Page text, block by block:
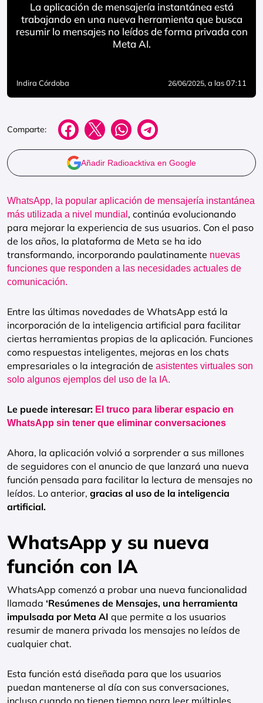
La aplicación de mensajería instantánea está
trabajando en una nueva herramienta que busca
resumir lo mensajes no leídos de forma privada con
Meta AI.
Indira Córdoba 26/06/2025, a las 07:11
Comparte:
Añadir Radioacktiva en Google
WhatsApp, la popular aplicación de mensajería instantánea
más utilizada a nivel mundial , continúa evolucionando
para mejorar la experiencia de sus usuarios. Con el paso
de los años, la plataforma de Meta se ha ido
transformando, incorporando paulatinamente nuevas
funciones que responden a las necesidades actuales de
comunicación.
Entre las últimas novedades de WhatsApp está la
incorporación de la inteligencia artificial para facilitar
ciertas herramientas propias de la aplicación. Funciones
como respuestas inteligentes, mejoras en los chats
empresariales o la integración de asistentes virtuales son
solo algunos ejemplos del uso de la IA.
Le puede interesar: El truco para liberar espacio en
WhatsApp sin tener que eliminar conversaciones
Ahora, la aplicación volvió a sorprender a sus millones
de seguidores con el anuncio de que lanzará una nueva
función pensada para facilitar la lectura de mensajes no
leídos. Lo anterior, gracias al uso de la inteligencia
artificial.
WhatsApp y su nueva
función con IA
WhatsApp comenzó a probar una nueva funcionalidad
llamada ‘Resúmenes de Mensajes, una herramienta
impulsada por Meta AI que permite a los usuarios
resumir de manera privada los mensajes no leídos de
cualquier chat.
Esta función está diseñada para que los usuarios
puedan mantenerse al día con sus conversaciones,
incluso cuando no tienen tiempo para leer múltiples